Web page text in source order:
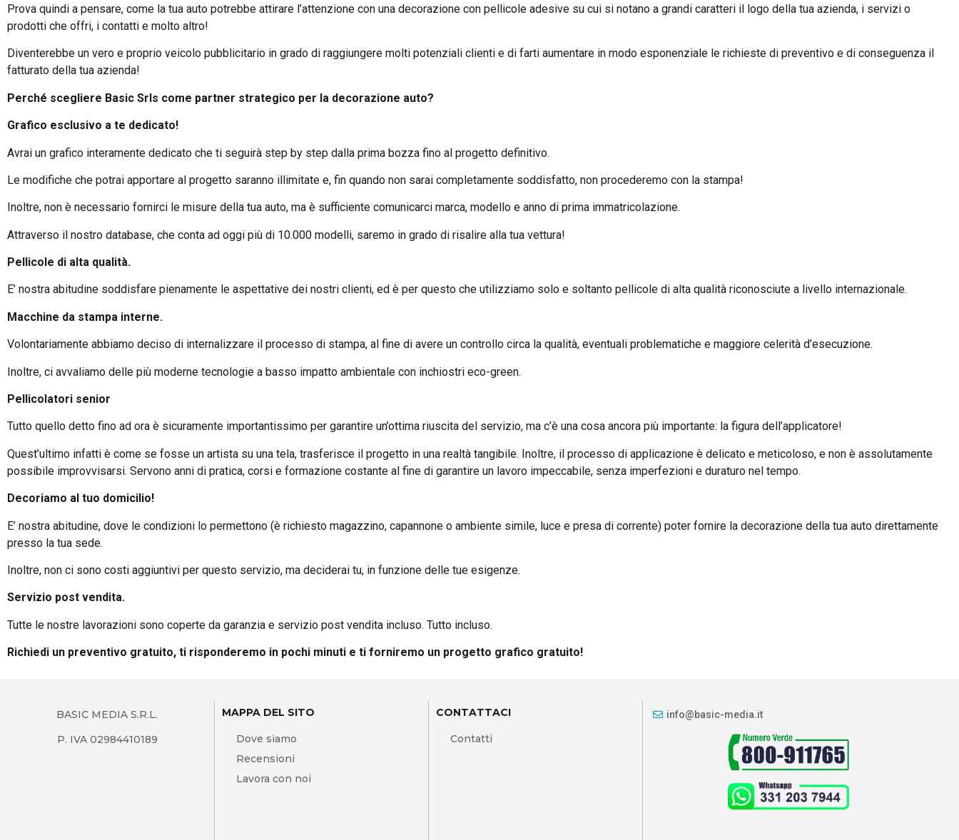
Prova quindi a pensare, come la tua auto potrebbe attirare l’attenzione con una decorazione con pellicole adesive su cui si notano a grandi caratteri il logo della tua azienda, i servizi o
prodotti che offri, i contatti e molto altro!
Diventerebbe un vero e proprio veicolo pubblicitario in grado di raggiungere molti potenziali clienti e di farti aumentare in modo esponenziale le richieste di preventivo e di conseguenza il
fatturato della tua azienda!
Perché scegliere Basic Srls come partner strategico per la decorazione auto?
Grafico esclusivo a te dedicato!
Avrai un grafico interamente dedicato che ti seguirà step by step dalla prima bozza fino al progetto definitivo.
Le modifiche che potrai apportare al progetto saranno illimitate e, fin quando non sarai completamente soddisfatto, non procederemo con la stampa!
Inoltre, non è necessario fornirci le misure della tua auto, ma è sufficiente comunicarci marca, modello e anno di prima immatricolazione.
Attraverso il nostro database, che conta ad oggi più di 10.000 modelli, saremo in grado di risalire alla tua vettura!
Pellicole di alta qualità.
E’ nostra abitudine soddisfare pienamente le aspettative dei nostri clienti, ed è per questo che utilizziamo solo e soltanto pellicole di alta qualità riconosciute a livello internazionale.
Macchine da stampa interne.
Volontariamente abbiamo deciso di internalizzare il processo di stampa, al fine di avere un controllo circa la qualità, eventuali problematiche e maggiore celerità d’esecuzione.
Inoltre, ci avvaliamo delle più moderne tecnologie a basso impatto ambientale con inchiostri eco-green.
Pellicolatori senior
Tutto quello detto fino ad ora è sicuramente importantissimo per garantire un’ottima riuscita del servizio, ma c’è una cosa ancora più importante: la figura dell’applicatore!
Quest’ultimo infatti è come se fosse un artista su una tela, trasferisce il progetto in una realtà tangibile. Inoltre, il processo di applicazione è delicato e meticoloso, e non è assolutamente
possibile improvvisarsi. Servono anni di pratica, corsi e formazione costante al fine di garantire un lavoro impeccabile, senza imperfezioni e duraturo nel tempo.
Decoriamo al tuo domicilio!
E’ nostra abitudine, dove le condizioni lo permettono (è richiesto magazzino, capannone o ambiente simile, luce e presa di corrente) poter fornire la decorazione della tua auto direttamente
presso la tua sede.
Inoltre, non ci sono costi aggiuntivi per questo servizio, ma deciderai tu, in funzione delle tue esigenze.
Servizio post vendita.
Tutte le nostre lavorazioni sono coperte da garanzia e servizio post vendita incluso. Tutto incluso.
Richiedi un preventivo gratuito, ti risponderemo in pochi minuti e ti forniremo un progetto grafico gratuito!
BASIC MEDIA S.R.L.
P. IVA 02984410189
MAPPA DEL SITO
Dove siamo
Recensioni
Lavora con noi
CONTATTACI
Contatti
info@basic-media.it